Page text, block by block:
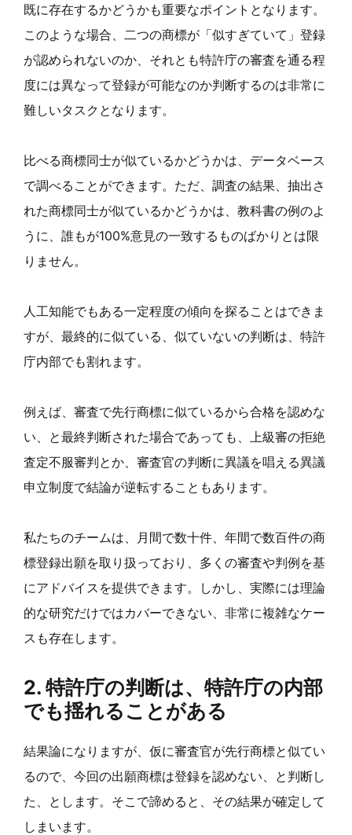
既に存在するかどうかも重要なポイントとなります。
このような場合、二つの商標が「似すぎていて」登録
が認められないのか、それとも特許庁の審査を通る程
度には異なって登録が可能なのか判断するのは非常に
難しいタスクとなります。
比べる商標同士が似ているかどうかは、データベース
で調べることができます。ただ、調査の結果、抽出さ
れた商標同士が似ているかどうかは、教科書の例のよ
うに、誰もが100%意見の一致するものばかりとは限
りません。
人工知能でもある一定程度の傾向を探ることはできま
すが、最終的に似ている、似ていないの判断は、特許
庁内部でも割れます。
例えば、審査で先行商標に似ているから合格を認めな
い、と最終判断された場合であっても、上級審の拒絶
査定不服審判とか、審査官の判断に異議を唱える異議
申立制度で結論が逆転することもあります。
私たちのチームは、月間で数十件、年間で数百件の商
標登録出願を取り扱っており、多くの審査や判例を基
にアドバイスを提供できます。しかし、実際には理論
的な研究だけではカバーできない、非常に複雑なケー
スも存在します。
2. 特許庁の判断は、特許庁の内部
でも揺れることがある
結果論になりますが、仮に審査官が先行商標と似てい
るので、今回の出願商標は登録を認めない、と判断し
た、とします。そこで諦めると、その結果が確定して
しまいます。